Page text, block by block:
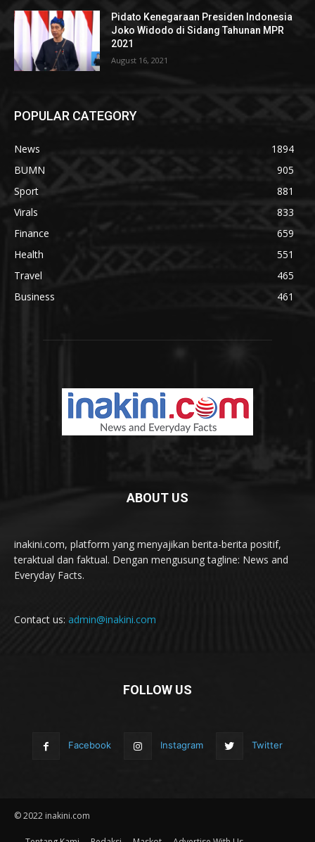
Pidato Kenegaraan Presiden Indonesia
Joko Widodo di Sidang Tahunan MPR
2021
August 16, 2021
POPULAR CATEGORY
News
1894
BUMN
905
Sport
881
Virals
833
Finance
659
Health
551
Travel
465
Business
461
ABOUT US
inakini.com, platform yang menyajikan berita-berita positif,
teraktual dan faktual. Dengan mengusung tagline: News and
Everyday Facts.
Contact us: admin@inakini.com
FOLLOW US
Facebook Instagram Twitter
© 2022 inakini.com